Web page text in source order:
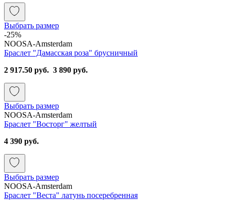
Выбрать размер
-25%
NOOSA-Amsterdam
Браслет "Дамасская роза" брусничный
2 917.50 руб. 3 890 руб.
Выбрать размер
NOOSA-Amsterdam
Браслет "Восторг" желтый
4 390 руб.
Выбрать размер
NOOSA-Amsterdam
Браслет "Веста" латунь посеребренная